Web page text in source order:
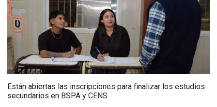
Están abiertas las inscripciones para finalizar los estudios
secundarios en BSPA y CENS